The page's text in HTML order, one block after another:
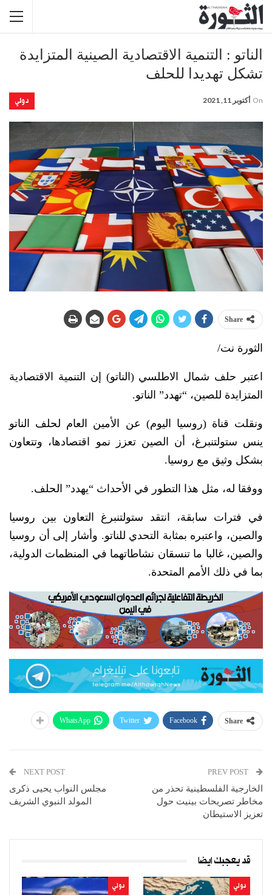
الناتو : التنمية الاقتصادية الصينية المتزايدة
تشكل تهديدا للحلف
دولي On أكتوبر 11, 2021
Share
الثورة نت/
اعتبر حلف شمال الاطلسي (الناتو) إن التنمية الاقتصادية
المتزايدة للصين، “تهدد” الناتو.
ونقلت قناة (روسيا اليوم) عن الأمين العام لحلف الناتو
ينس ستولتنبرغ، أن الصين تعزز نمو اقتصادها، وتتعاون
بشكل وثيق مع روسيا.
ووفقا له، مثل هذا التطور في الأحداث “يهدد” الحلف.
في فترات سابقة، انتقد ستولتنبرغ التعاون بين روسيا
والصين، واعتبره بمثابة التحدي للناتو. وأشار إلى أن روسيا
والصين، غالبا ما تنسقان نشاطاتهما في المنظمات الدولية،
بما في ذلك الأمم المتحدة.
Share
Facebook
Twitter
WhatsApp
الخارجية الفلسطينية تحذر من
مخاطر تصريحات بينيت حول
تعزيز الاستيطان
NEXT POST
مجلس النواب يحيى ذكرى
المولد النبوي الشريف
قد يعجبك ايضا
دولي دولي